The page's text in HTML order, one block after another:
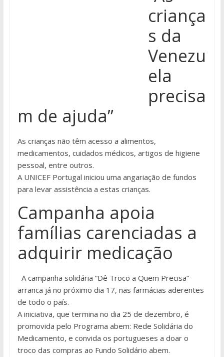
criança
s da
Venezu
ela
precisa
m de ajuda”
As crianças não têm acesso a alimentos,
medicamentos, cuidados médicos, artigos de higiene
pessoal, entre outros.
A UNICEF Portugal iniciou uma angariação de fundos
para levar assistência a estas crianças.
Campanha apoia
famílias carenciadas a
adquirir medicação
A campanha solidária “Dê Troco a Quem Precisa”
arranca já no próximo dia 17, nas farmácias aderentes
de todo o país.
A iniciativa, que termina no dia 25 de dezembro, é
promovida pelo Programa abem: Rede Solidária do
Medicamento, e convida os portugueses a doar o
troco das compras ao Fundo Solidário abem.